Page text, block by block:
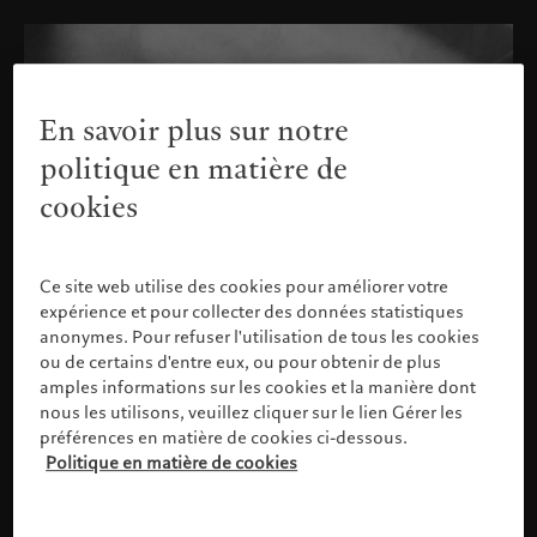
Veuillez confirmer votre profil
En savoir plus sur notre
politique en matière de
cookies
Ce site web utilise des cookies pour améliorer votre
expérience et pour collecter des données statistiques
anonymes. Pour refuser l'utilisation de tous les cookies
ou de certains d'entre eux, ou pour obtenir de plus
amples informations sur les cookies et la manière dont
nous les utilisons, veuillez cliquer sur le lien Gérer les
préférences en matière de cookies ci-dessous.
Politique en matière de cookies